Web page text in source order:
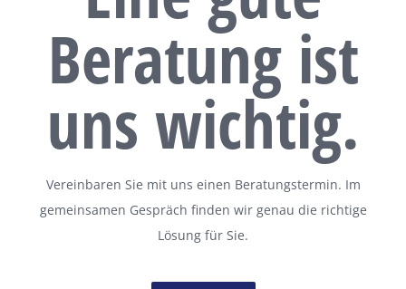
Beratung ist
uns wichtig.
Vereinbaren Sie mit uns einen Beratungstermin. Im
gemeinsamen Gespräch finden wir genau die richtige
Lösung für Sie.